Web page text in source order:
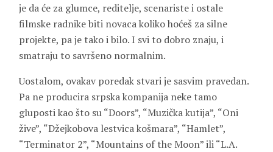
je da će za glumce, reditelje, scenariste i ostale
filmske radnike biti novaca koliko hoćeš za silne
projekte, pa je tako i bilo. I svi to dobro znaju, i
smatraju to savršeno normalnim.
Uostalom, ovakav poredak stvari je sasvim pravedan.
Pa ne producira srpska kompanija neke tamo
gluposti kao što su “Doors”, “Muzička kutija”, “Oni
žive”, “Džejkobova lestvica košmara”, “Hamlet”,
“Terminator 2”, “Mountains of the Moon” ili “L.A.